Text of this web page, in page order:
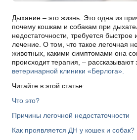
Дыхание – это жизнь. Это одна из
почему кошкам и собакам при
недостаточности, требуется
лечение. О том, что такое легочная
животных, какими симптомами она
происходит терапия, – рассказывают
ветеринарной клиники «Берлога».
Читайте в этой статье:
Что это?
Причины легочной недостаточности
Как проявляется ДН у кошек и собак?